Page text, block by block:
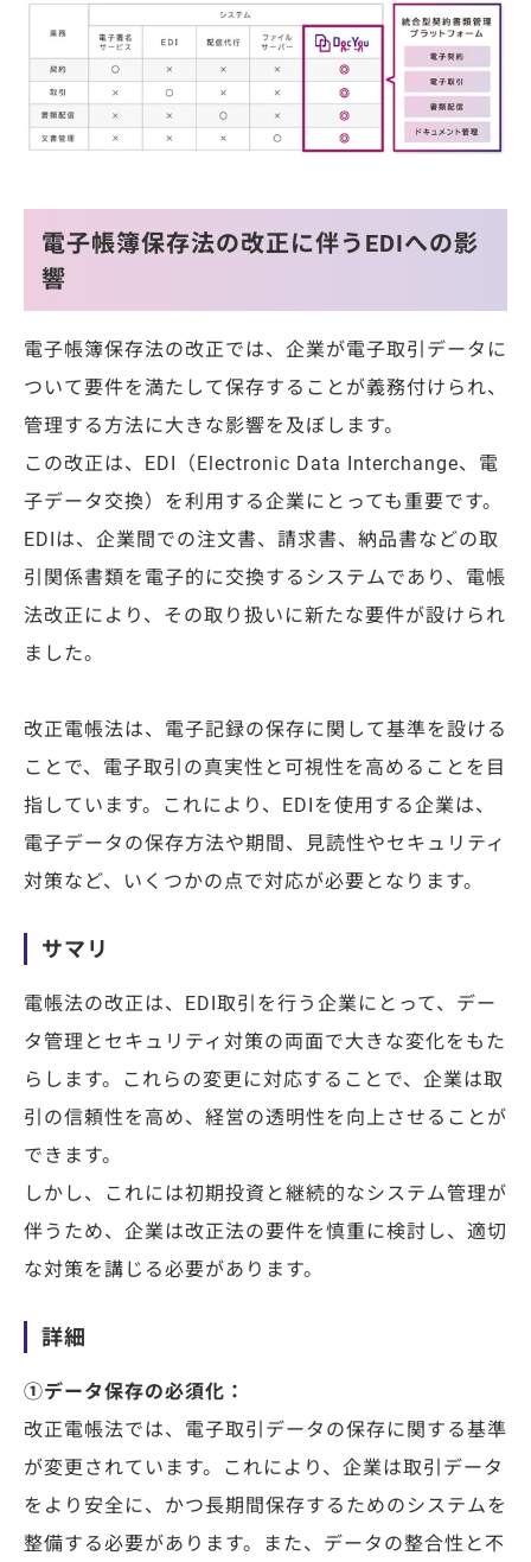
電子帳簿保存法の改正に伴うEDIへの影
響
電子帳簿保存法の改正では、企業が電子取引データに
ついて要件を満たして保存することが義務付けられ、
管理する方法に大きな影響を及ぼします。
この改正は、EDI（Electronic Data Interchange、電
子データ交換）を利用する企業にとっても重要です。
EDIは、企業間での注文書、請求書、納品書などの取
引関係書類を電子的に交換するシステムであり、電帳
法改正により、その取り扱いに新たな要件が設けられ
ました。
改正電帳法は、電子記録の保存に関して基準を設ける
ことで、電子取引の真実性と可視性を高めることを目
指しています。これにより、EDIを使用する企業は、
電子データの保存方法や期間、見読性やセキュリティ
対策など、いくつかの点で対応が必要となります。
サマリ
電帳法の改正は、EDI取引を行う企業にとって、デー
タ管理とセキュリティ対策の両面で大きな変化をもた
らします。これらの変更に対応することで、企業は取
引の信頼性を高め、経営の透明性を向上させることが
できます。
しかし、これには初期投資と継続的なシステム管理が
伴うため、企業は改正法の要件を慎重に検討し、適切
な対策を講じる必要があります。
詳細
①データ保存の必須化：
改正電帳法では、電子取引データの保存に関する基準
が変更されています。これにより、企業は取引データ
をより安全に、かつ長期間保存するためのシステムを
整備する必要があります。また、データの整合性と不